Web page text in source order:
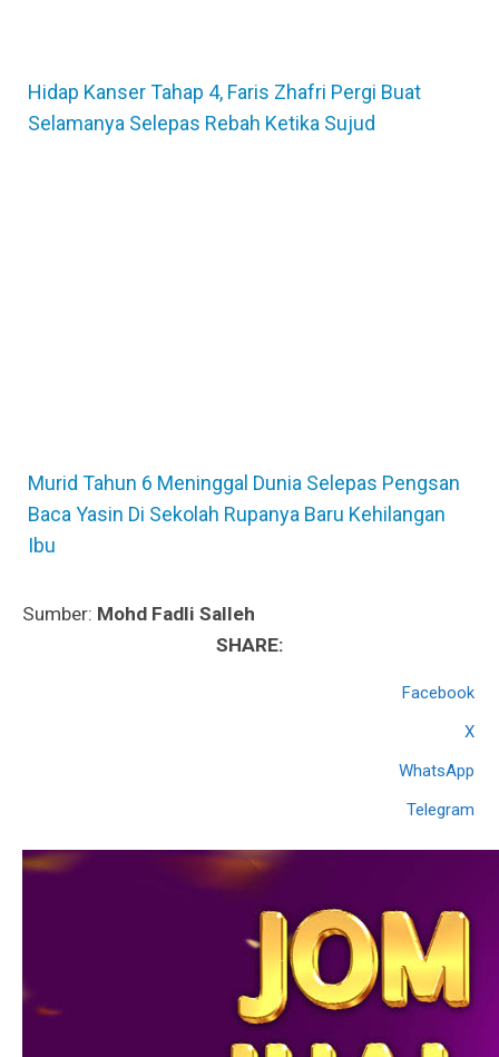
Hidap Kanser Tahap 4, Faris Zhafri Pergi Buat
Selamanya Selepas Rebah Ketika Sujud
Murid Tahun 6 Meninggal Dunia Selepas Pengsan
Baca Yasin Di Sekolah Rupanya Baru Kehilangan
Ibu
Sumber: Mohd Fadli Salleh
SHARE:
Facebook
X
WhatsApp
Telegram